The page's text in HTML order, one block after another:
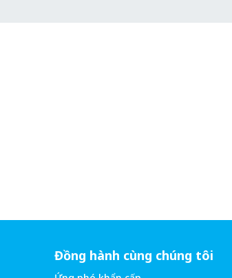
Đồng hành cùng chúng tôi